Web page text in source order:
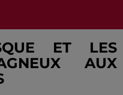
ET LES
AUX